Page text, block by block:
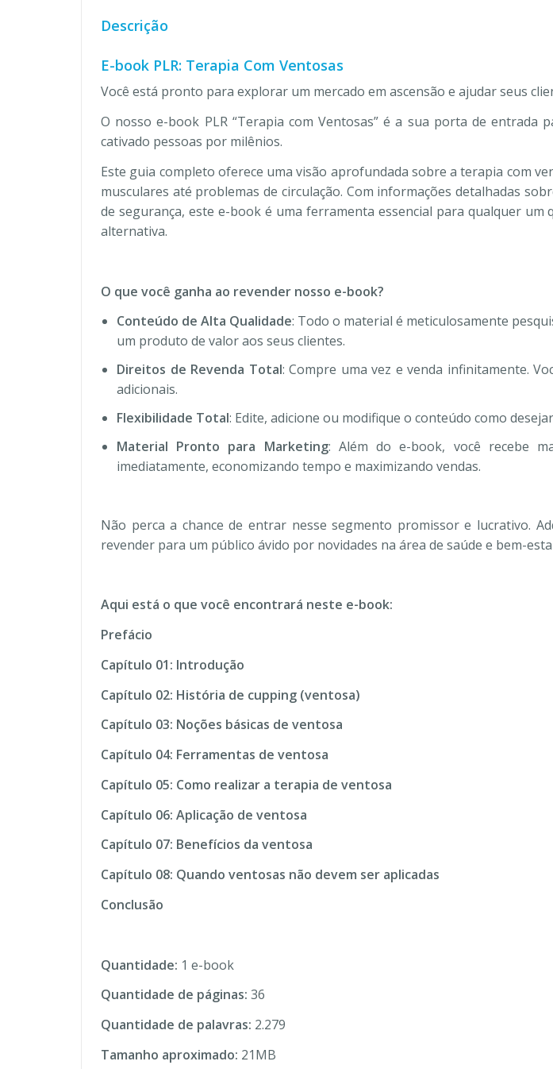
Descrição
E-book PLR: Terapia Com Ventosas
Você está pronto para explorar um mercado em ascensão e ajudar seus
O nosso e-book PLR “Terapia com Ventosas” é a sua porta de
cativado pessoas por milênios.
Este guia completo oferece uma visão aprofundada sobre a terapia com
musculares até problemas de circulação. Com informações detalhadas
de segurança, este e-book é uma ferramenta essencial para qualquer
alternativa.
O que você ganha ao revender nosso e-book?
Conteúdo de Alta Qualidade: Todo o material é meticulosamente
um produto de valor aos seus clientes.
Direitos de Revenda Total: Compre uma vez e venda infinitamente.
adicionais.
Flexibilidade Total: Edite, adicione ou modifique o conteúdo como
Material Pronto para Marketing: Além do e-book, você recebe
imediatamente, economizando tempo e maximizando vendas.
Não perca a chance de entrar nesse segmento promissor e lucrativo.
revender para um público ávido por novidades na área de saúde e bem-
Aqui está o que você encontrará neste e-book:
Prefácio
Capítulo 01: Introdução
Capítulo 02: História de cupping (ventosa)
Capítulo 03: Noções básicas de ventosa
Capítulo 04: Ferramentas de ventosa
Capítulo 05: Como realizar a terapia de ventosa
Capítulo 06: Aplicação de ventosa
Capítulo 07: Benefícios da ventosa
Capítulo 08: Quando ventosas não devem ser aplicadas
Conclusão
Quantidade: 1 e-book
Quantidade de páginas: 36
Quantidade de palavras: 2.279
Tamanho aproximado: 21MB